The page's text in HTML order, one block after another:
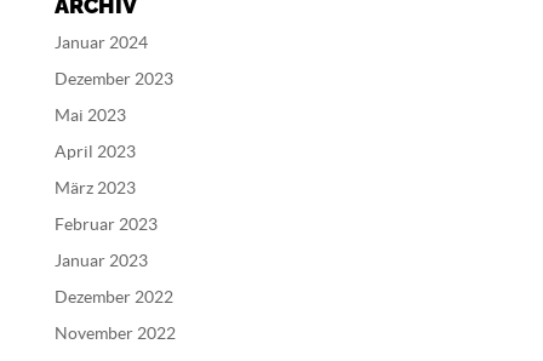
r
n
i
v
ARCHIV
Januar 2024
Dezember 2023
Mai 2023
April 2023
März 2023
Februar 2023
Januar 2023
Dezember 2022
November 2022